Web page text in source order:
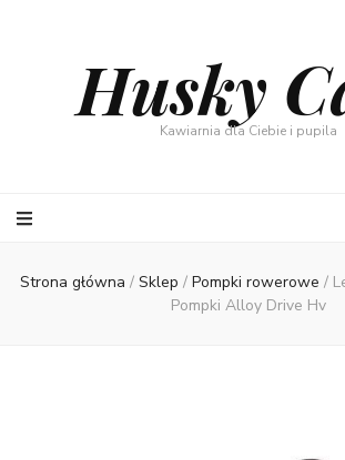
Husky
Kawiarnia dla Ciebie i pupila
Strona główna / Sklep / Pompki rowerowe /
Pompki Alloy Drive Hv